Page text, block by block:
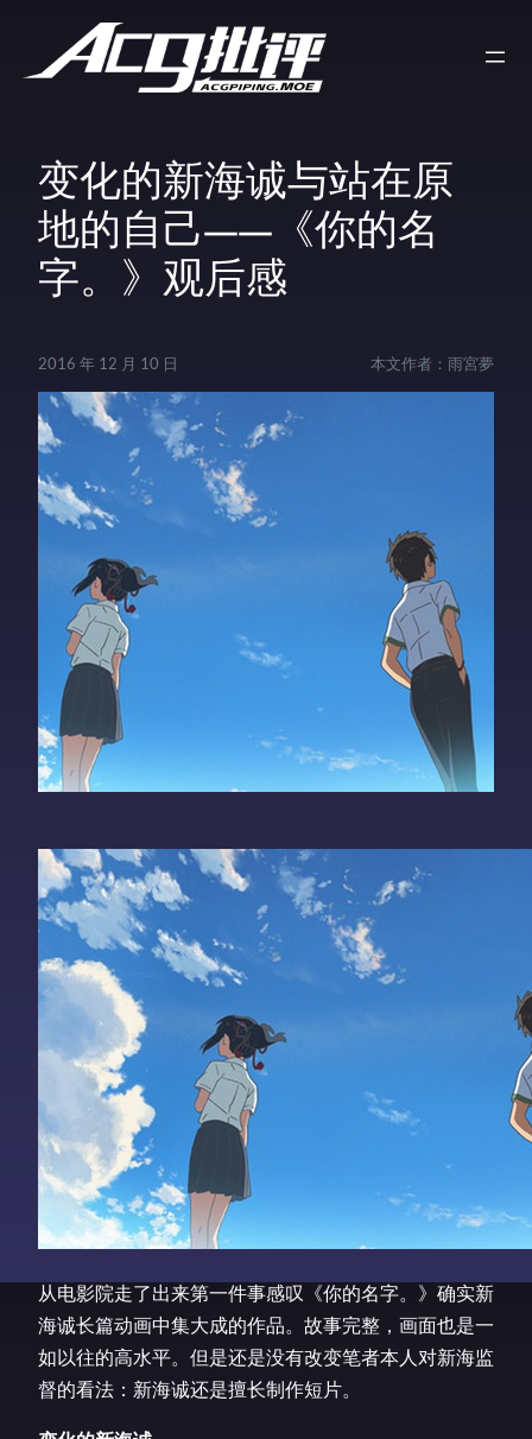
变化的新海诚与站在原
地的自己——《你的名
字。》观后感
2016 年 12 月 10 日 本文作者： 雨宮夢
从电影院走了出来第一件事感叹《你的名字。》确实新
海诚长篇动画中集大成的作品。故事完整，画面也是一
如以往的高水平。但是还是没有改变笔者本人对新海监
督的看法：新海诚还是擅长制作短片。